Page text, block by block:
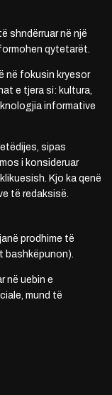
shndërruar në një
qytetarët.
në fokusin kryesor
e tjera si: kultura,
informative
sipas
i konsideruar
Kjo ka qenë
të redaksisë.
prodhime të
bashkëpunon).
në uebin e
mund të